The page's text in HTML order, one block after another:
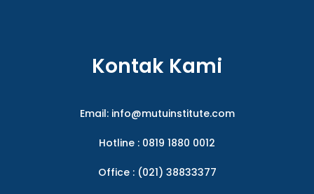
Kontak Kami
Email: info@mutuinstitute.com
Hotline : 0819 1880 0012
Office : (021) 38833377